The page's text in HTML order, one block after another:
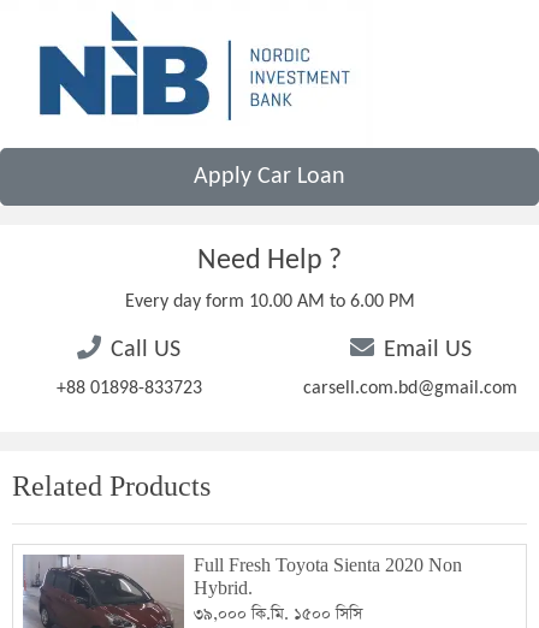
Apply Car Loan
Need Help ?
Every day form 10.00 AM to 6.00 PM
Call US
+88 01898-833723
Email US
carsell.com.bd@gmail.com
Related Products
Full Fresh Toyota Sienta 2020 Non
Hybrid.
৩৯,০০০ কি.মি. ১৫০০ সিসি